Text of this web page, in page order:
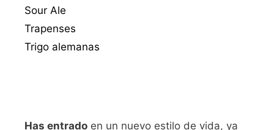
Sour Ale
Trapenses
Trigo alemanas
Has entrado en un nuevo estilo de vida, ya